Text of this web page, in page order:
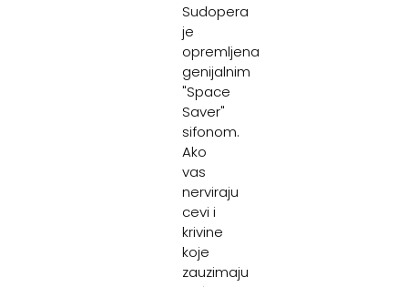
Sudopera
je
opremljena
genijalnim
"Space
Saver"
sifonom.
Ako
vas
nerviraju
cevi i
krivine
koje
zauzimaju